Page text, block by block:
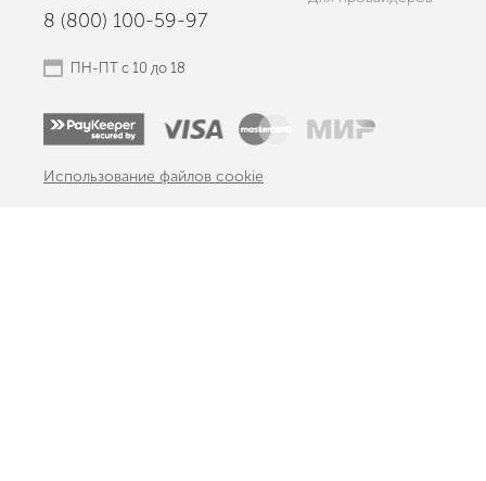
8 (800) 100-59-97
ПН-ПТ с 10 до 18
Использование файлов cookie